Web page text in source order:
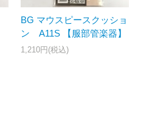
BG マウスピースクッショ
ン A11S 【服部管楽器】
1,210円(税込)